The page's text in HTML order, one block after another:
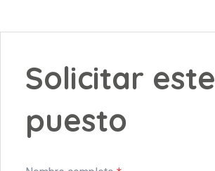
Solicitar este
puesto